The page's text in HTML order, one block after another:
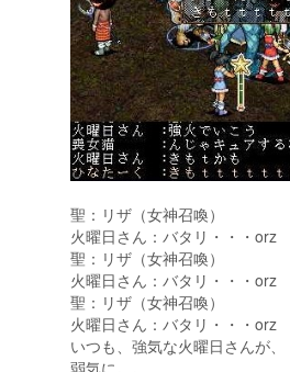
聖：リザ（女神召喚）
火曜日さん：バタリ・・・orz
聖：リザ（女神召喚）
火曜日さん：バタリ・・・orz
聖：リザ（女神召喚）
火曜日さん：バタリ・・・orz
いつも、強気な火曜日さんが
弱気に。。